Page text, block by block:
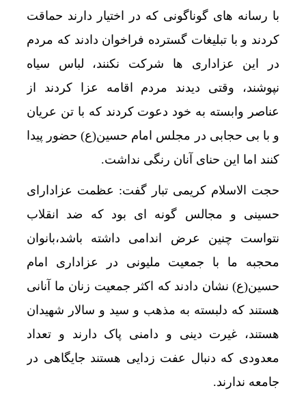
با رسانه های گوناگونی که در اختیار دارند حماقت
کردند و با تبلیغات گسترده فراخوان دادند که مردم
در این عزاداری ها شرکت نکنند، لباس سیاه
نپوشند، وقتی دیدند مردم اقامه عزا کردند از
عناصر وابسته به خود دعوت کردند که با تن عریان
و با بی حجابی در مجلس امام حسین(ع) حضور پیدا
کنند اما این حنای آنان رنگی نداشت.
حجت الاسلام کریمی تبار گفت: عظمت عزادارای
حسینی و مجالس گونه ای بود که ضد انقلاب
نتواست چنین عرض اندامی داشته باشد،بانوان
محجبه ما با جمعیت ملیونی در عزاداری امام
حسین(ع) نشان دادند که اکثر جمعیت زنان ما آنانی
هستند که دلبسته به مذهب و سید و سالار شهیدان
هستند، غیرت دینی و دامنی پاک دارند و تعداد
معدودی که دنبال عفت زدایی هستند جایگاهی در
جامعه ندارند.